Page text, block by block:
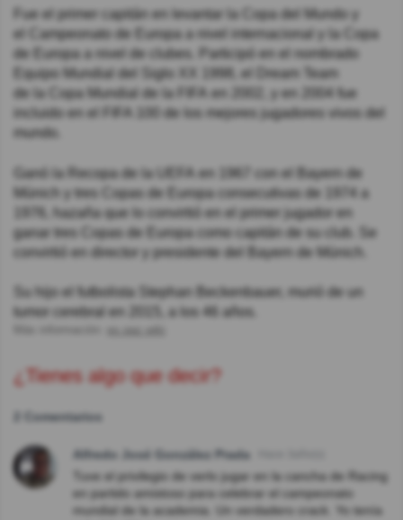
Fue el primer capitán en levantar la Copa del Mundo y
el Campeonato de Europa a nivel internacional y la Copa
de Europa a nivel de clubes. Participó en el nombrado
Equipo Mundial del Siglo XX 1998, el Dream Team
de la Copa Mundial de la FIFA en 2002, y en 2004 fue
incluido en el FIFA 100 de los mejores jugadores vivos del
mundo.
Ganó la Recopa de la UEFA en 1967 con el Bayern de
Múnich y tres Copas de Europa consecutivas de 1974 a
1976, hazaña que lo convirtió en el primer jugador en
ganar tres Copas de Europa como capitán de su club. Se
convirtió en director y presidente del Bayern de Múnich.
Su hijo el futbolista Stephan Beckenbauer, murió de un
tumor cerebral en 2015, a los 46 años.
¿Tienes algo que decir?
2 Comentarios
Alfredo José González Prada
Tuve el privilegio de verlo jugar en la cancha de Racing
en partido amistoso para celebrar el campeonato
mundial de la academia. Un verdadero crack. Yo tenía